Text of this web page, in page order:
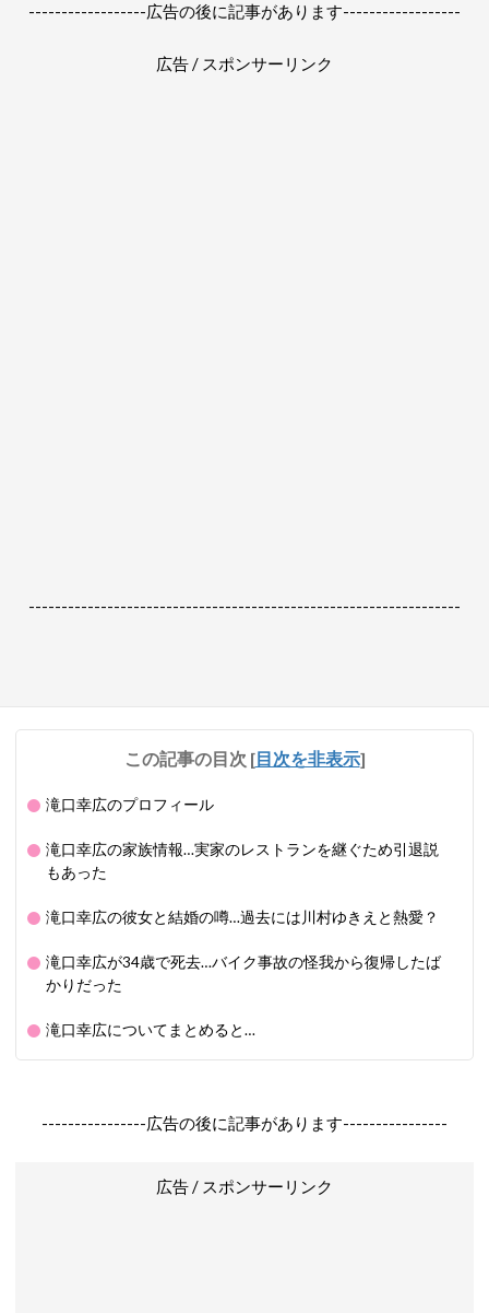
------------------広告の後に記事があります------------------
広告 / スポンサーリンク
------------------------------------------------------------------
この記事の目次 [目次を非表示]
滝口幸広のプロフィール
滝口幸広の家族情報…実家のレストランを継ぐため引退説
もあった
滝口幸広の彼女と結婚の噂…過去には川村ゆきえと熱愛？
滝口幸広が34歳で死去…バイク事故の怪我から復帰したば
かりだった
滝口幸広についてまとめると…
----------------広告の後に記事があります----------------
広告 / スポンサーリンク